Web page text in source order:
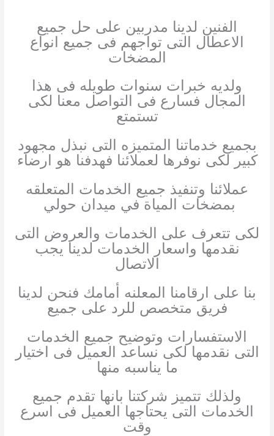
الفنين لدينا مدربين على حل جميع
الاعطال التى تواجهم فى جميع انواع
المضخات
ولديه خبرات سنوات طويله فى هذا
المجال فسارع فى التواصل معنا لكى
تستمتع
بجميع خدماتنا المتميزه التى نبذل مجهود
كبير لكى نوفرها لعملائنا فهدفنا هو ارضاء
عملائنا وتنفيذ جميع الخدمات المتعلقه
بمضخات المياة في ميدان حولي
لكى تتعرف على الخدمات والعروض التى
نقدمها واسعار الخدمات لدينا يجب
الاتصال
بنا على ارقامنا المعلنه أمامك فنحن لدينا
فريق متخصص للرد على جميع
الاستفسارات وتوضيح جميع الخدمات
التى نقدمها لكى نساعد العميل فى اختيار
ما يناسبه منها
ولذلك تتميز شركتنا بانها تقدم جميع
الخدمات التى يحتاجها العميل فى اسرع
وقت